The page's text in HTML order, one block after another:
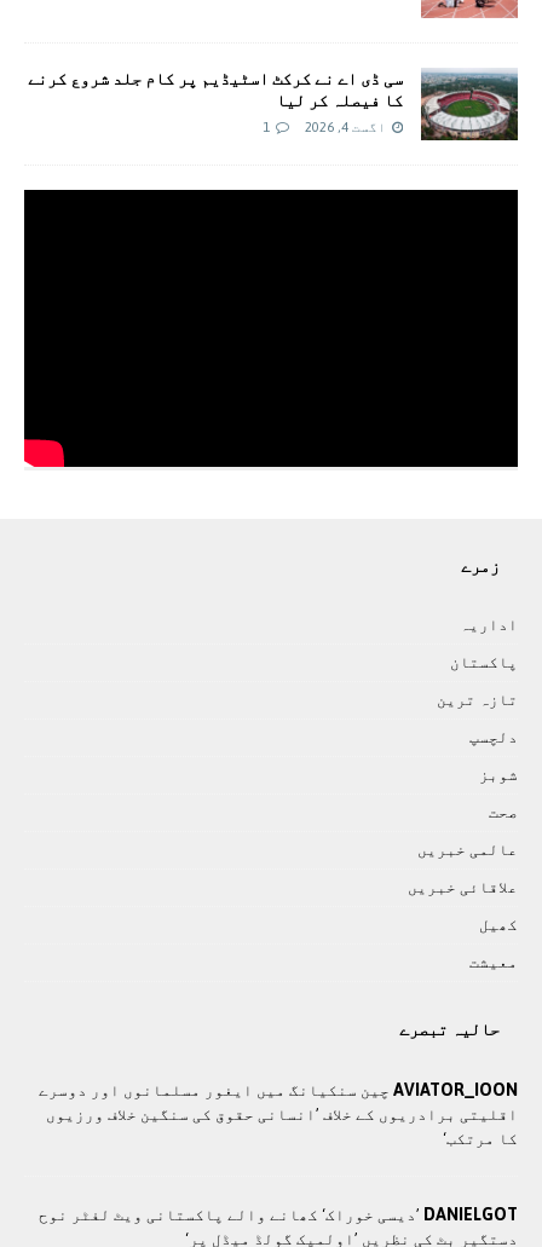
سی ڈی اے نے کرکٹ اسٹیڈیم پر کام جلد شروع کرنے
کا فیصلہ کر لیا
اگست 4, 2026 1
زمرے
اداريہ
پاکستان
تازہ ترين
دلچسپ
شوبز
صحت
عالمی خبريں
علاقائی خبريں
کھيل
معيشت
حالیہ تبصرے
AVIATOR_IOON چین سنکیانگ میں ایغور مسلمانوں اور دوسرے
اقلیتی برادريوں کے خلاف ’انسانی حقوق کی سنگین خلاف ورزیوں
کا مرتکب‘
DANIELGOT ’دیسی خوراک‘ کھانے والے پاکستانی ویٹ لفٹر نوح
دستگیر بٹ کی نظریں ’اولمپک گولڈ میڈل پر‘